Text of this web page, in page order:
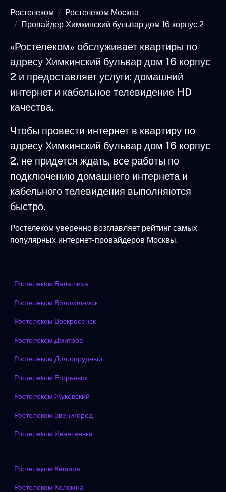
Ростелеком
Ростелеком Москва
Провайдер Химкинский бульвар дом 16 корпус 2
«Ростелеком» обслуживает квартиры по
адресу Химкинский бульвар дом 16 корпус
2 и предоставляет услуги: домашний
интернет и кабельное телевидение HD
качества.
Чтобы провести интернет в квартиру по
адресу Химкинский бульвар дом 16 корпус
2, не придется ждать, все работы по
подключению домашнего интернета и
кабельного телевидения выполняются
быстро.
Ростелеком уверенно возглавляет рейтинг самых
популярных интернет-провайдеров Москвы.
Ростелеком Балашиха
Ростелеком Волоколамск
Ростелеком Воскресенск
Ростелеком Дмитров
Ростелеком Долгопрудный
Ростелеком Егорьевск
Ростелеком Жуковский
Ростелеком Звенигород
Ростелеком Ивантеевка
Ростелеком Кашира
Ростелеком Коломна